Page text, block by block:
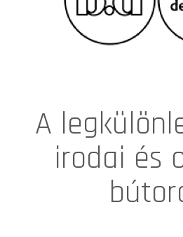
A
irodai és